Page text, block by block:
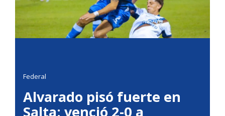
Federal
Alvarado pisó fuerte en
Salta: venció 2-0 a